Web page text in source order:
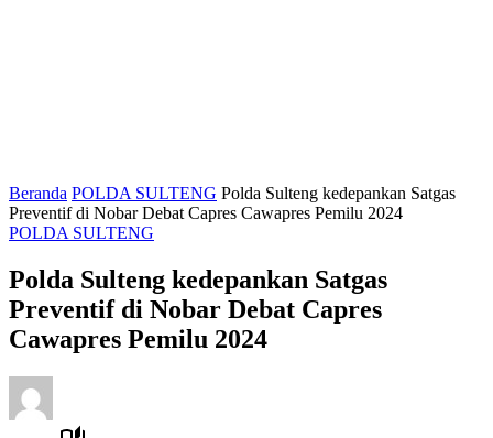
Beranda POLDA SULTENG Polda Sulteng kedepankan Satgas
Preventif di Nobar Debat Capres Cawapres Pemilu 2024
POLDA SULTENG
Polda Sulteng kedepankan Satgas
Preventif di Nobar Debat Capres
Cawapres Pemilu 2024